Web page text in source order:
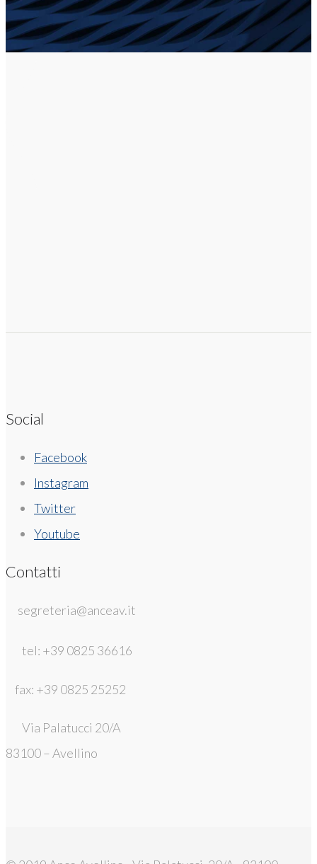
Social
Facebook
Instagram
Twitter
Youtube
Contatti
segreteria@anceav.it
tel: +39 0825 36616
fax: +39 0825 25252
Via Palatucci 20/A
83100 – Avellino